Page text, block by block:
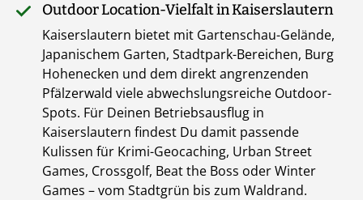
Outdoor Location-Vielfalt in Kaiserslautern
Kaiserslautern bietet mit Gartenschau-Gelände,
Japanischem Garten, Stadtpark-Bereichen, Burg
Hohenecken und dem direkt angrenzenden
Pfälzerwald viele abwechslungsreiche Outdoor-
Spots. Für Deinen Betriebsausflug in
Kaiserslautern findest Du damit passende
Kulissen für Krimi-Geocaching, Urban Street
Games, Crossgolf, Beat the Boss oder Winter
Games – vom Stadtgrün bis zum Waldrand.